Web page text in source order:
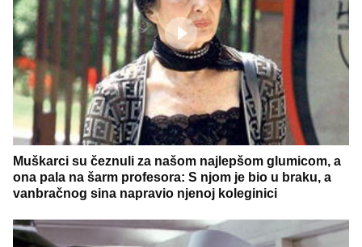
Muškarci su čeznuli za našom najlepšom glumicom, a
ona pala na šarm profesora: S njom je bio u braku, a
vanbračnog sina napravio njenoj koleginici